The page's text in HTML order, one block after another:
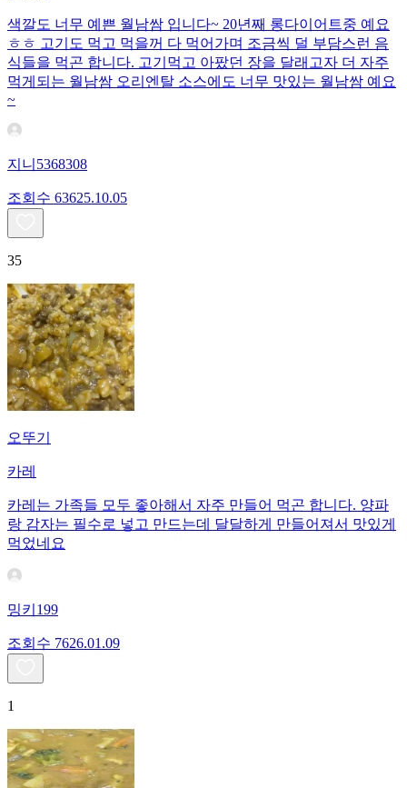
색깔도 너무 예쁜 월남쌈 입니다~ 20년째 롱다이어트중 예요
ㅎㅎ 고기도 먹고 먹을꺼 다 먹어가며 조금씩 덜 부담스런 음
식들을 먹곤 합니다. 고기먹고 아팠던 장을 달래고자 더 자주
먹게되는 월남쌈 오리엔탈 소스에도 너무 맛있는 월남쌈 예요
~
지니5368308
조회수 63625.10.05
35
오뚜기
카레
카레는 가족들 모두 좋아해서 자주 만들어 먹곤 합니다. 양파
랑 감자는 필수로 넣고 만드는데 달달하게 만들어져서 맛있게
먹었네요
밍키199
조회수 7626.01.09
1